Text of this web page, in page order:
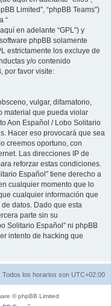
Limited”, “phpBB Teams”)
“
en adelante “GPL”) y
phpBB solamente
estrictamente los excluye de
y/o contenido
por favor visite:
vulgar, difamatorio,
material que pueda violar
Aon Español / Lobo Solitario
Hacer eso provocará que sea
creemos oportuno, con
Las direcciones IP de
reforzar estas condiciones.
Español” tiene derecho a
cualquier momento que lo
cualquier información que
datos. Dado que esta
parte sin su
Solitario Español” ni phpBB
intento de hacking que
Todos los horarios son UTC+02:00
© phpBB Limited